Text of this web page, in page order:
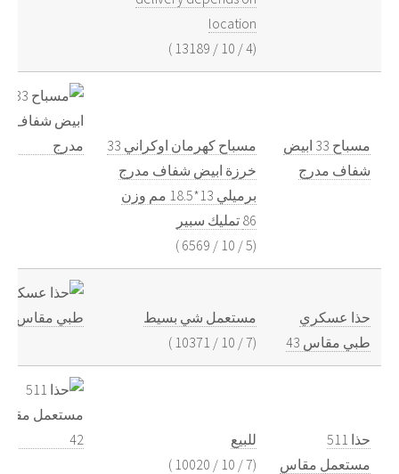
location
(
4
/
10
/
13189
)
مسباح 33 ابيض
شفاف مدرج
مسباح كهرمان اوكراني 33
خرزة ابيض شفاف مدرج
برميلي 13*18.5 مم وزن
86 تمليك سبير
(
5
/
10
/
6569
)
حذا عسكري
طبي مقاس 43
مستعمل شي بسيط
(
7
/
10
/
10371
)
حذا 511
مستعمل مقاس
للبيع
(
7
/
10
/
10020
)